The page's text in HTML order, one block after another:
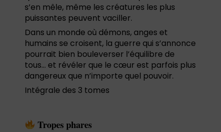
s’en mêle, même les créatures les plus
puissantes peuvent vaciller.
Dans un monde où démons, anges et
humains se croisent, la guerre qui s’annonce
pourrait bien bouleverser l’équilibre de
tous… et révéler que le cœur est parfois plus
dangereux que n’importe quel pouvoir.
Intégrale des 3 tomes
Tropes phares